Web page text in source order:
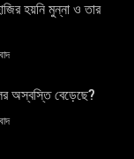
হয়নি মুন্না ও তার
অস্বস্তি বেড়েছে?